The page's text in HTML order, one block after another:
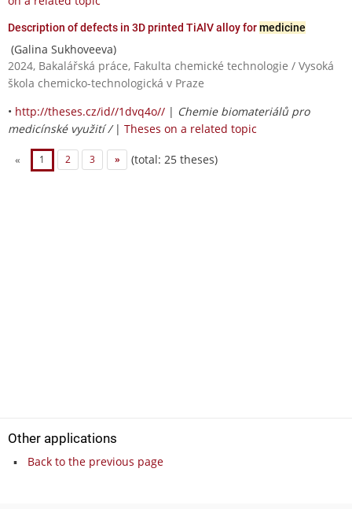
Description of defects in 3D printed TiAlV alloy formedicine
(Galina Sukhoveeva)
2024, Bakalářská práce, Fakulta chemické technologie / Vysoká
škola chemicko-technologická v Praze
• http://theses.cz/id//1dvq4o// | Chemie biomateriálů pro
medicínské využití / | Theses on a related topic
« 1 2 3 » (total: 25 theses)
Other applications
Back to the previous page